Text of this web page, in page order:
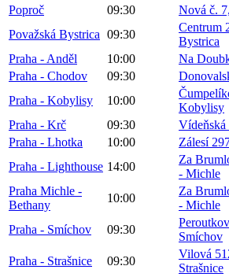
Poproč
09:30
Nová č.
Považská Bystrica 09:30
Centrum
Bystrica
Praha - Anděl
10:00
Na
Praha - Chodov
09:30
Praha - Kobylisy
10:00
Kobylisy
Praha - Krč
09:30
Vídeňská
Praha - Lhotka
10:00
Zálesí
Praha - Lighthouse 14:00
Za
- Michle
Praha Michle -
Bethany
10:00
Za
- Michle
Praha - Smíchov
09:30
Smíchov
Praha - Strašnice
09:30
Vilová
Strašnice